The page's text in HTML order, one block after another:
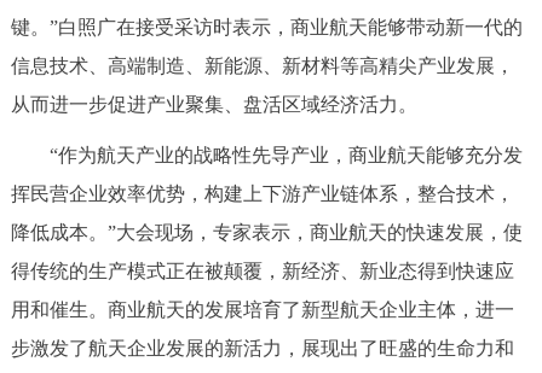
键。”白照广在接受采访时表示，商业航天能够带动新一代的
信息技术、高端制造、新能源、新材料等高精尖产业发展，
从而进一步促进产业聚集、盘活区域经济活力。
“作为航天产业的战略性先导产业，商业航天能够充分发
挥民营企业效率优势，构建上下游产业链体系，整合技术，
降低成本。”大会现场，专家表示，商业航天的快速发展，使
得传统的生产模式正在被颠覆，新经济、新业态得到快速应
用和催生。商业航天的发展培育了新型航天企业主体，进一
步激发了航天企业发展的新活力，展现出了旺盛的生命力和